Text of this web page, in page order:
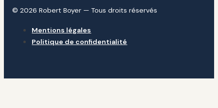
© 2026 Robert Boyer — Tous droits réservés
Mentions légales
Politique de confidentialité